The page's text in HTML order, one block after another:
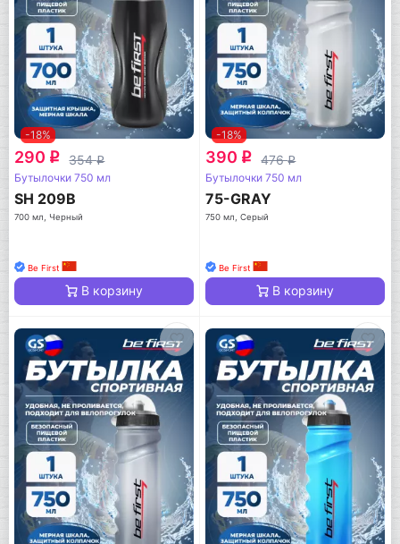
-18%
290 q 354q
Бутылочки 750 мл
SH 209B
700 мл, Черный
Be First
В корзину
-18%
390 q 476q
Бутылочки 750 мл
75-GRAY
750 мл, Серый
Be First
В корзину